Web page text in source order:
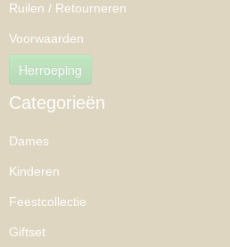
Ruilen / Retourneren
Voorwaarden
Herroeping
Categorieën
Dames
Kinderen
Feestcollectie
Giftset